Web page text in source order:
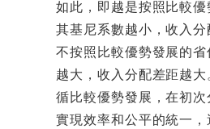
如此，即越是按照比較優
其基尼系數越小，收入
不按照比較優勢發展的
越大，收入分配差距越
循比較優勢發展，在初
實現效率和公平的統一，